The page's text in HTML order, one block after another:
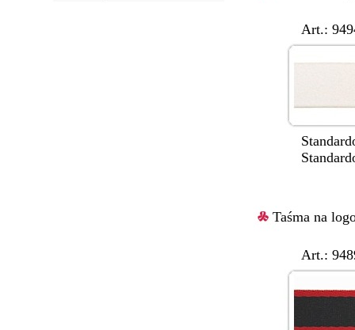
Art.: 9494/
Taśma na
Art.: 9489/